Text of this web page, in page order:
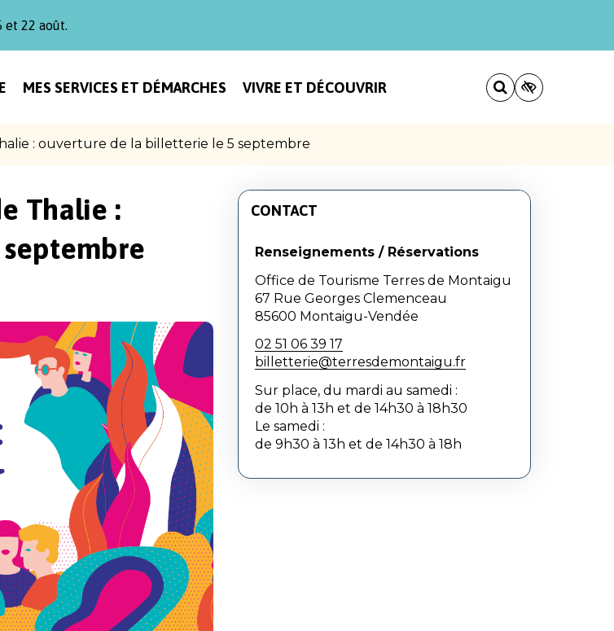
et 22 août.
MES SERVICES ET DÉMARCHES VIVRE ET DÉCOUVRIR
: ouverture de la billetterie le 5 septembre
Thalie :
CONTACT
Renseignements / Réservations
Office de Tourisme Terres de Montaigu
67 Rue Georges Clemenceau
85600 Montaigu-Vendée
02 51 06 39 17
billetterie@terresdemontaigu.fr
Sur place, du mardi au samedi :
de 10h à 13h et de 14h30 à 18h30
Le samedi :
de 9h30 à 13h et de 14h30 à 18h